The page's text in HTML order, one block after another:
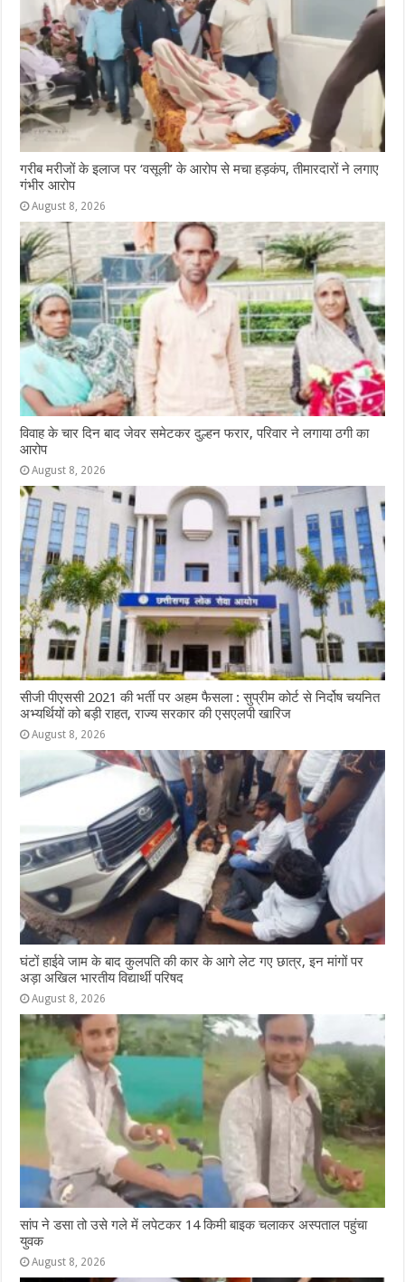
गरीब मरीजों के इलाज पर ‘वसूली’ के आरोप से मचा हड़कंप, तीमारदारों ने लगाए
गंभीर आरोप
August 8, 2026
विवाह के चार दिन बाद जेवर समेटकर दुल्हन फरार, परिवार ने लगाया ठगी का
आरोप
August 8, 2026
सीजी पीएससी 2021 की भर्ती पर अहम फैसला : सुप्रीम कोर्ट से निर्दोष चयनित
अभ्यर्थियों को बड़ी राहत, राज्य सरकार की एसएलपी खारिज
August 8, 2026
घंटों हाईवे जाम के बाद कुलपति की कार के आगे लेट गए छात्र, इन मांगों पर
अड़ा अखिल भारतीय विद्यार्थी परिषद
August 8, 2026
सांप ने डसा तो उसे गले में लपेटकर 14 किमी बाइक चलाकर अस्पताल पहुंचा
युवक
August 8, 2026